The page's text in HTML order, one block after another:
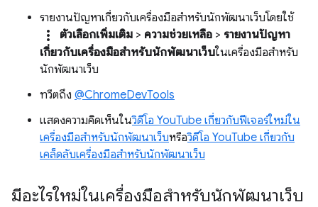
รายงานปัญหาเกี่ยวกับเครื่องมือสำหรับนักพัฒนาเว็บโดยใช้
more_vert ตัวเลือกเพิ่มเติม > ความช่วยเหลือ > รายงานปัญหา
เกี่ยวกับเครื่องมือสำหรับนักพัฒนาเว็บในเครื่องมือสำหรับ
นักพัฒนาเว็บ
ทวีตถึง @ChromeDevTools
แสดงความคิดเห็นในวิดีโอ YouTube เกี่ยวกับฟีเจอร์ใหม่ใน
เครื่องมือสำหรับนักพัฒนาเว็บหรือวิดีโอ YouTube เกี่ยวกับ
เคล็ดลับเครื่องมือสำหรับนักพัฒนาเว็บ
มีอะไรใหม่ในเครื่องมือสำหรับนักพัฒนาเว็บ